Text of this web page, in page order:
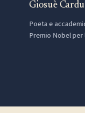
Giosuè
Poeta e
Premio Nobel